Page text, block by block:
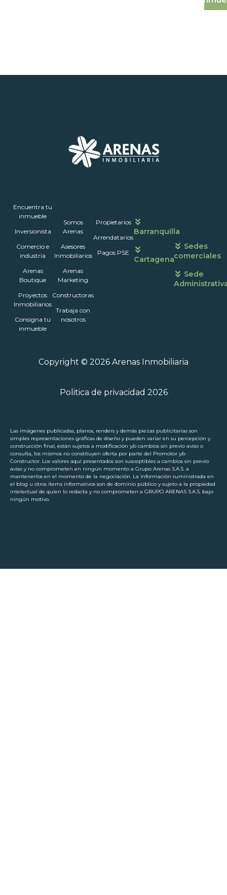
Encuentra tu
inmueble
Inversionista
Comercio e
industria
Arenas
Boutique
Proyectos
Inmobiliarios
Consigna tu
inmueble
Somos
Arenas
Asesores
Inmobiliarios
Arenas
Marketing
Constructoras
Trabaja con
nosotros
Propietarios
Arrendatarios
Pagos PSE
Barranquilla
Cartagena
atención
Sedes
comerciales
Sede
Copyright © 2026 Arenas Inmobiliaria
Politica de privacidad 2026
Las imágenes publicadas, planos, renders y demás piezas publicitarias son
simples representaciones gráficas de diseño y pueden variar en su percepción y
construcción final, están sujetos a modificación y/o cambios sin previo aviso o
consulta, los mismos no constituyen oferta por parte del Promotor y/o
Constructor. Los valores aquí presentados son susceptibles a cambios sin previo
aviso y no comprometen en ningún momento a Grupo Arenas S.A.S. a
mantenerlos en el momento de la negociación. La información suministrada en
el blog u otros ítems informativos son de dominio público y sujeto a la propiedad
intelectual de quien lo redacta y no comprometen a GRUPO ARENAS S.A.S. bajo
ningún motivo.